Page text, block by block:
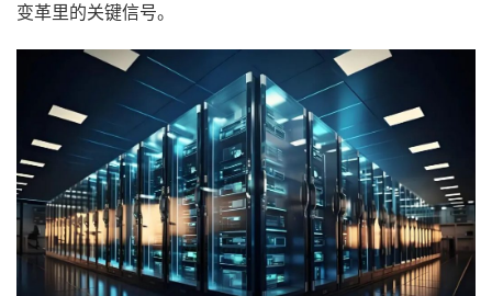
变革里的关键信号。